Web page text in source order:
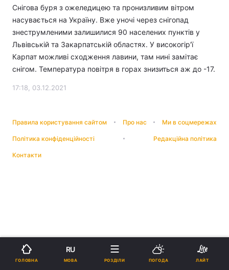
Снігова буря з ожеледицею та пронизливим вітром
насувається на Україну. Вже уночі через снігопад
знеструмленими залишилися 90 населених пунктів у
Львівській та Закарпатській областях. У високогір'ї
Карпат можливі сходження лавини, там нині замітає
снігом. Температура повітря в горах знизиться аж до -17.
17:18, 03.12.2021
Правила користування сайтом Про нас Ми в соцмережах
Політика конфіденційності Редакційна політика
Контакти
ГОЛОВНА
RU
МОВА РОЗДІЛИ ПОГОДА ЛАЙТ